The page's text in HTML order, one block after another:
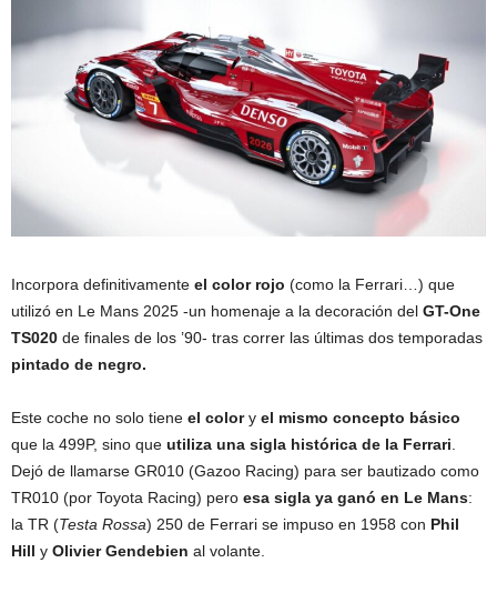
Incorpora definitivamente el color rojo (como la Ferrari…) que
utilizó en Le Mans 2025 -un homenaje a la decoración del GT-One
TS020 de finales de los ’90- tras correr las últimas dos temporadas
pintado de negro.
Este coche no solo tiene el colory el mismo concepto básico
que la 499P, sino que utiliza una sigla histórica de la Ferrari
Dejó de llamarse GR010 (Gazoo Racing) para ser bautizado como
TR010 (por Toyota Racing) pero esa sigla ya ganó en Le Mans:
la TR (Testa Rossa) 250 de Ferrari se impuso en 1958 con Phil
Hill y Olivier Gendebien al volante.